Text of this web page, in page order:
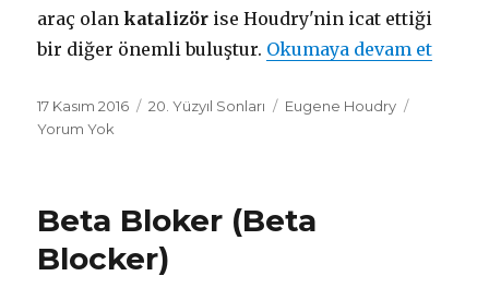
araç olankatalizör ise Houdry'nin icat ettiği
bir diğer önemli buluştur. Okumaya devam et
Yayın
tarihi
17 Kasım 2016 Dönemler
20. Yüzyıl Sonları Mucitler
Eugene Houdry
Yorum Yok
Beta Bloker (Beta
Blocker)